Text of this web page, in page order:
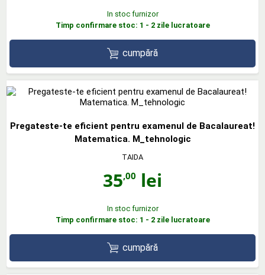
In stoc furnizor
Timp confirmare stoc: 1 - 2 zile lucratoare
cumpără
Pregateste-te eficient pentru examenul de Bacalaureat!
Matematica. M_tehnologic
TAIDA
35,00 lei
In stoc furnizor
Timp confirmare stoc: 1 - 2 zile lucratoare
cumpără